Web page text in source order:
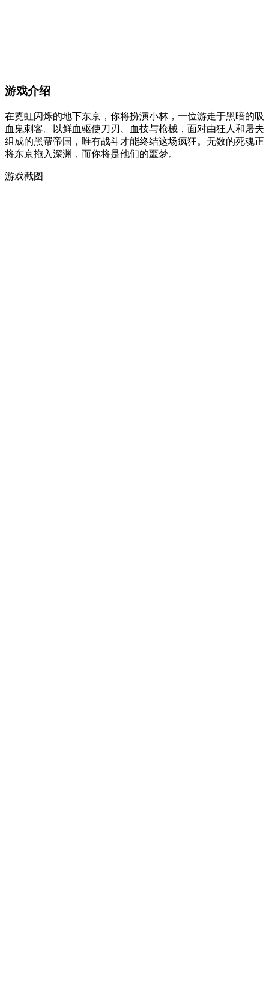
游戏介绍
在霓虹闪烁的地下东京，你将扮演小林，一位游走于黑暗的吸
血鬼刺客。以鲜血驱使刀刃、血技与枪械，面对由狂人和屠夫
组成的黑帮帝国，唯有战斗才能终结这场疯狂。无数的死魂正
将东京拖入深渊，而你将是他们的噩梦。
游戏截图